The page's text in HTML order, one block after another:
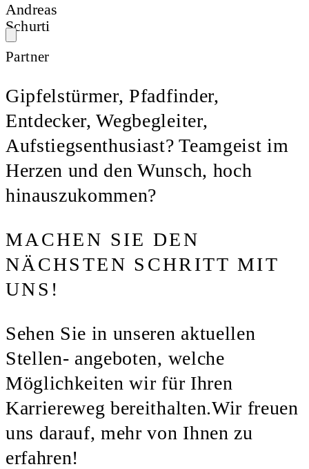
Andreas
Schurti
Partner
Gipfelstürmer, Pfadfinder,
Entdecker, Wegbegleiter,
Aufstiegsenthusiast? Teamgeist im
Herzen und den Wunsch, hoch
hinauszukommen?
MACHEN SIE DEN
NÄCHSTEN SCHRITT MIT
UNS!
Sehen Sie in unseren aktuellen
Stellen- angeboten, welche
Möglichkeiten wir für Ihren
Karriereweg bereithalten.Wir freuen
uns darauf, mehr von Ihnen zu
erfahren!